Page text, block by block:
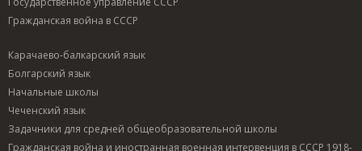
Гражданская война в СССР
Карачаево-балкарский язык
Болгарский язык
Начальные школы
Чеченский язык
Задачники для средней общеобразовательной школы
Гражданская война и иностранная военная интервенция в СССР 1918-